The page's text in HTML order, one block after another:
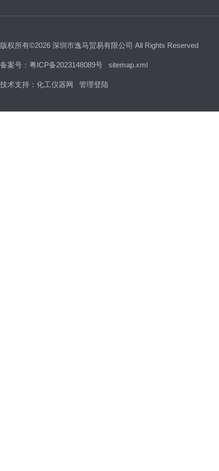
版权所有©2026 深圳市逸马贸易有限公司 All Rights Reserved
备案号：粤ICP备2023148089号 sitemap.xml
技术支持： 化工仪器网 管理登陆